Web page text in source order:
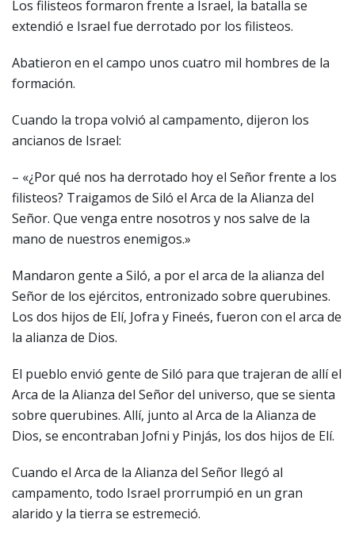
Los filisteos formaron frente a Israel, la batalla se
extendió e Israel fue derrotado por los filisteos.
Abatieron en el campo unos cuatro mil hombres de la
formación.
Cuando la tropa volvió al campamento, dijeron los
ancianos de Israel:
– «¿Por qué nos ha derrotado hoy el Señor frente a los
filisteos? Traigamos de Siló el Arca de la Alianza del
Señor. Que venga entre nosotros y nos salve de la
mano de nuestros enemigos.»
Mandaron gente a Siló, a por el arca de la alianza del
Señor de los ejércitos, entronizado sobre querubines.
Los dos hijos de Elí, Jofra y Fineés, fueron con el arca de
la alianza de Dios.
El pueblo envió gente de Siló para que trajeran de allí el
Arca de la Alianza del Señor del universo, que se sienta
sobre querubines. Allí, junto al Arca de la Alianza de
Dios, se encontraban Jofni y Pinjás, los dos hijos de Elí.
Cuando el Arca de la Alianza del Señor llegó al
campamento, todo Israel prorrumpió en un gran
alarido y la tierra se estremeció.